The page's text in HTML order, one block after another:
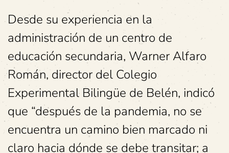
Desde su experiencia en la
administración de un centro de
educación secundaria, Warner Alfaro
Román, director del Colegio
Experimental Bilingüe de Belén, indicó
que “después de la pandemia, no se
encuentra un camino bien marcado ni
claro hacia dónde se debe transitar; a